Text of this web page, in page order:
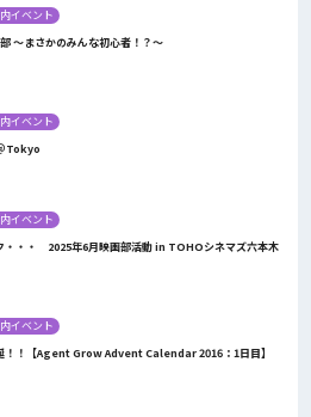
イベント
～まさかのみんな初心者！？～
イベント
Tokyo
イベント
・・・ 2025年6月映画部活動 in TOHOシネマズ六本木
イベント
！！【Agent Grow Advent Calendar 2016：1日目】